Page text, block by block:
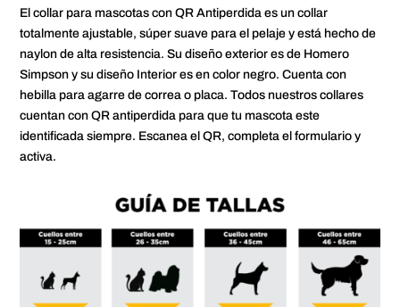
precios:
desde
$35,000
hasta
$50,000
El collar para mascotas con QR Antiperdida es un collar
totalmente ajustable, súper suave para el pelaje y está hecho de
naylon de alta resistencia. Su diseño exterior es de Homero
Simpson y su diseño Interior es en color negro. Cuenta con
hebilla para agarre de correa o placa. Todos nuestros collares
cuentan con QR antiperdida para que tu mascota este
identificada siempre. Escanea el QR, completa el formulario y
activa.